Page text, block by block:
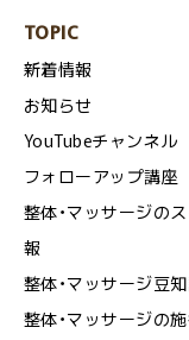
TOPIC
新着情報
お知らせ
YouTubeチャンネル
フォローアップ講座
整体・マッサージの
報
整体・マッサージ豆
整体・マッサージの